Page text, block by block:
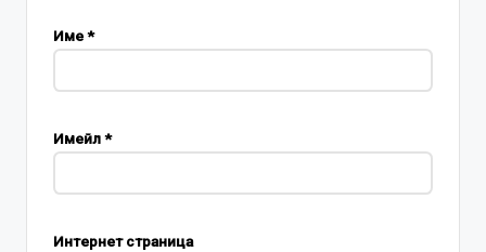
Име*
Имейл*
Интернет страница